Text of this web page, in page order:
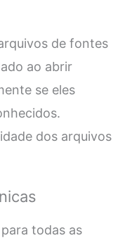
de fontes
ao abrir
se eles
dos arquivos
todas as